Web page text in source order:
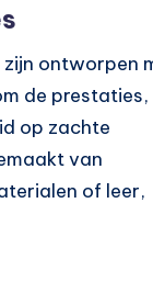
zijn ontworpen
de prestaties,
op zachte
van
of leer,